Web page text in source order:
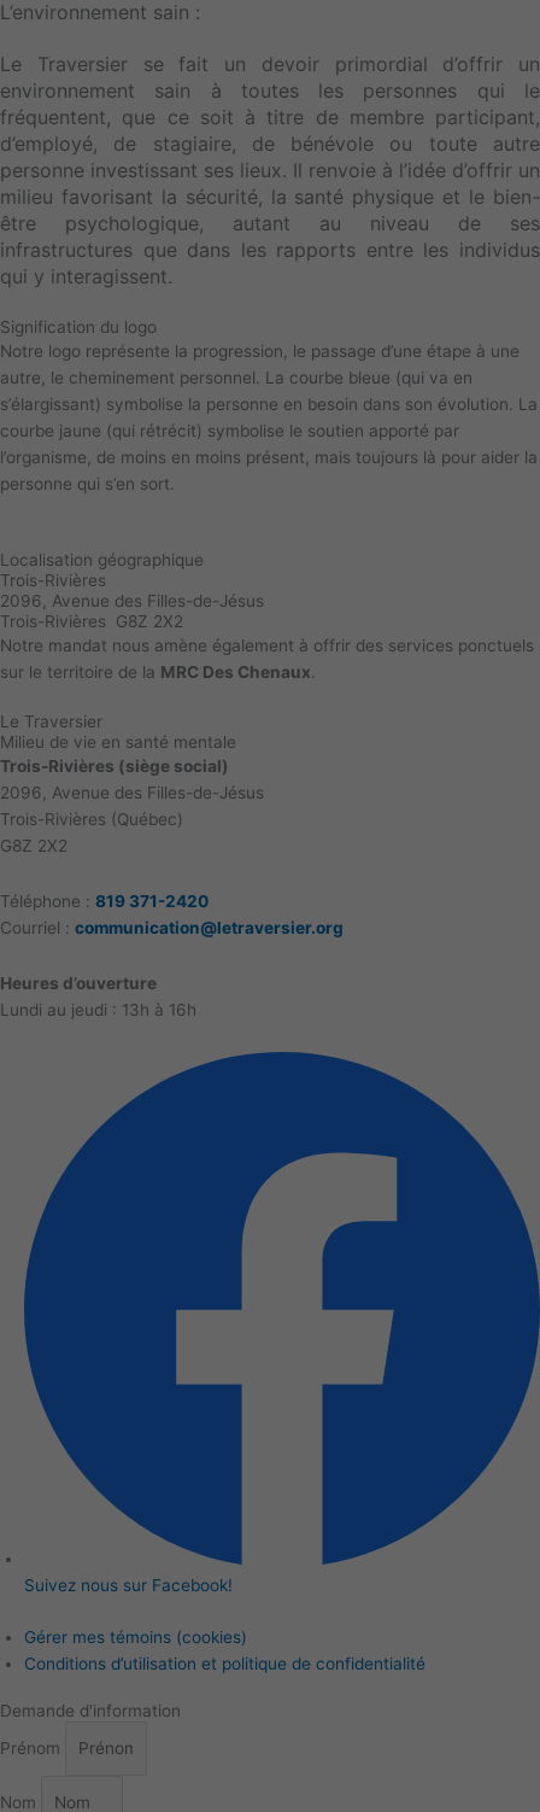
L’environnement sain :
Le Traversier se fait un devoir primordial d’offrir un
environnement sain à toutes les personnes qui le
fréquentent, que ce soit à titre de membre participant,
d’employé, de stagiaire, de bénévole ou toute autre
personne investissant ses lieux. Il renvoie à l’idée d’offrir un
milieu favorisant la sécurité, la santé physique et le bien-
être psychologique, autant au niveau de ses
infrastructures que dans les rapports entre les individus
qui y interagissent.
Signification du logo
Notre logo représente la progression, le passage d’une étape à une
autre, le cheminement personnel. La courbe bleue (qui va en
s’élargissant) symbolise la personne en besoin dans son évolution. La
courbe jaune (qui rétrécit) symbolise le soutien apporté par
l’organisme, de moins en moins présent, mais toujours là pour aider la
personne qui s’en sort.
Localisation géographique
Trois-Rivières
2096, Avenue des Filles-de-Jésus
Trois-Rivières G8Z 2X2
Notre mandat nous amène également à offrir des services ponctuels
sur le territoire de la MRC Des Chenaux
Le Traversier
Milieu de vie en santé mentale
Trois-Rivières (siège social)
2096, Avenue des Filles-de-Jésus
Trois-Rivières (Québec)
G8Z 2X2
Téléphone : 819 371-2420
Courriel : communication@letraversier.org
Heures d’ouverture
Lundi au jeudi : 13h à 16h
Suivez nous sur Facebook!
Gérer mes témoins (cookies)
Conditions d’utilisation et politique de confidentialité
Demande d'information
Prénom
Nom